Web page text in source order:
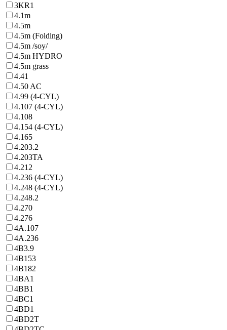
3KR1
4.1m
4.5m
4.5m (Folding)
4.5m /soy/
4.5m HYDRO
4.5m grass
4.41
4.50 AC
4.99 (4-CYL)
4.107 (4-CYL)
4.108
4.154 (4-CYL)
4.165
4.203.2
4.203TA
4.212
4.236 (4-CYL)
4.248 (4-CYL)
4.248.2
4.270
4.276
4A.107
4A.236
4B3.9
4B153
4B182
4BA1
4BB1
4BC1
4BD1
4BD2T